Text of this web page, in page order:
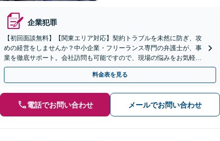
企業犯罪
【初回面談無料】【関東エリア対応】契約トラブルを未然に防ぎ、攻
めの経営をしませんか？中小企業・フリーランス専門の弁護士が、事
業を徹底サポート。会社訪問も可能ですので、現場の悩みをお気軽に
ご相談ください。【夜間や休日相談も対応】
料金表を見る
電話でお問い合わせ メールでお問い合わせ